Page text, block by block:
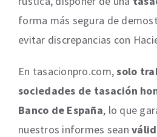
forma más segura de
evitar discrepancias con
En tasacionpro.com,solo
sociedades de tasación
Banco de España, lo que
nuestros informes sean